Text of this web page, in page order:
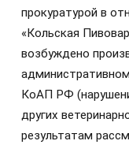
прокуратурой в
«Кольская
возбуждено
КоАП РФ
других
результатам